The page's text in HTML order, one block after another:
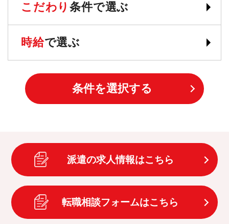
こだわり条件で選ぶ
時給で選ぶ
条件を選択する
派遣の求人情報はこちら
転職相談フォームはこちら